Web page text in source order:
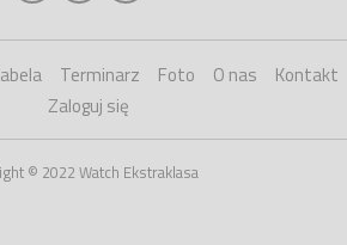
Terminarz Foto O nas
Kontakt
Zaloguj się
© 2022 Watch Ekstraklasa